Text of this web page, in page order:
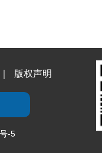
版权声明
-5